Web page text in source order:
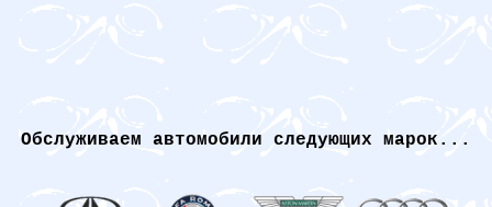
Обслуживаем автомобили следующих марок...